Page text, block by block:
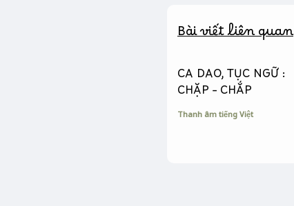
k
e
r
Bài viết liên quan
CA DAO, TỤC NGỮ :
CHẶP – CHẮP
Thanh âm tiếng Việt